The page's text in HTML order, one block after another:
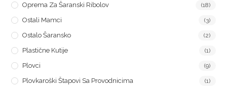
Oprema Za Šaranski Ribolov (18)
Ostali Mamci (3)
Ostalo Šaransko (2)
Plastične Kutije (1)
Plovci (9)
Plovkaroški Štapovi Sa Provodnicima (1)